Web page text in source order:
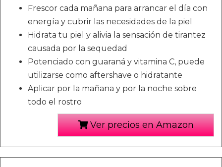
Frescor cada mañana para arrancar el día con
energía y cubrir las necesidades de la piel
Hidrata tu piel y alivia la sensación de tirantez
causada por la sequedad
Potenciado con guaraná y vitamina C, puede
utilizarse como aftershave o hidratante
Aplicar por la mañana y por la noche sobre
todo el rostro
Ver precios en Amazon